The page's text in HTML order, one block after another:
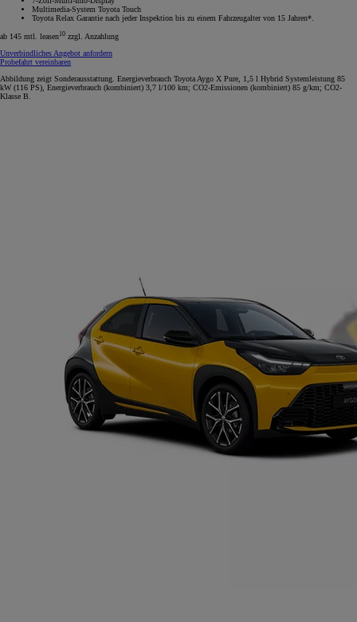
Multimedia-System Toyota Touch
Toyota Relax Garantie nach jeder Inspektion bis zu einem Fahrzeugalter von 15 Jahren*.
ab 145 mtl. leasen10 zzgl. Anzahlung
Unverbindliches Angebot anfordern
Probefahrt vereinbaren
Abbildung zeigt Sonderausstattung. Energieverbrauch Toyota Aygo X Pure, 1,5 l Hybrid Systemleistung 85
kW (116 PS), Energieverbrauch (kombiniert) 3,7 l/100 km; CO2-Emissionen (kombiniert) 85 g/km; CO2-
Klasse B.